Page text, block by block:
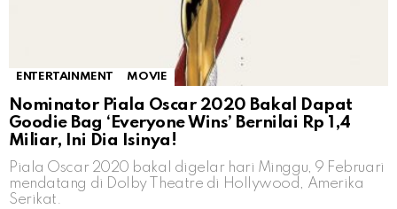
ENTERTAINMENT MOVIE
Nominator Piala Oscar 2020 Bakal Dapat
Goodie Bag ‘Everyone Wins’ Bernilai Rp 1,4
Miliar, Ini Dia Isinya!
Piala Oscar 2020 bakal digelar hari Minggu, 9 Februari
mendatang di Dolby Theatre di Hollywood, Amerika
Serikat.